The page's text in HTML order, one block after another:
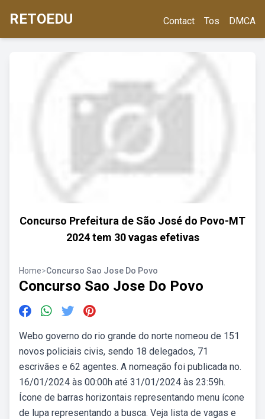
RETOEDU Contact Tos DMCA
Concurso Prefeitura de São José do Povo-MT
2024 tem 30 vagas efetivas
Home>Concurso Sao Jose Do Povo
Concurso Sao Jose Do Povo
Webo governo do rio grande do norte nomeou de 151
novos policiais civis, sendo 18 delegados, 71
escrivães e 62 agentes. A nomeação foi publicada no.
16/01/2024 às 00:00h até 31/01/2024 às 23:59h.
Ícone de barras horizontais representando menu ícone
de lupa representando a busca. Veja lista de vagas e